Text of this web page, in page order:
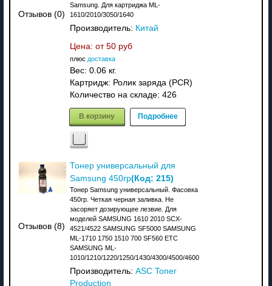
Отзывов (0)
Samsung. Для картриджа ML-
1610/2010/3050/1640
Производитель: Китай
Цена: от 50 руб
плюс доставка
Вес: 0.06 кг.
Картридж: Ролик заряда (PCR)
Количество на складе: 426
В корзину Подробнее
Отзывов (8)
Тонер универсальный для
Samsung 450гр(Код: 215)
Тонер Samsung универсальный. Фасовка
450гр. Четкая черная заливка. Не
засоряет дозирующее лезвие. Для
моделей SAMSUNG 1610 2010 SCX-
4521/4522 SAMSUNG SF5000 SAMSUNG
ML-1710 1750 1510 700 SF560 ETC
SAMSUNG ML-
1010/1210/1220/1250/1430/4300/4500/4600
Производитель: ASC Toner
Production